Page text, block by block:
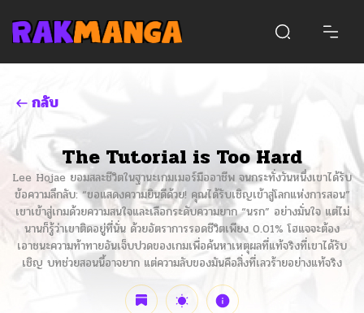
กลับ
The Tutorial is Too Hard
Lee Hojae ยอมสละชีวิตในฐานะเกมเมอร์มืออาชีพ จนกระทั่งวันหนึ่งเขาได้รับ
ข้อความลึกลับ: “ขอแสดงความยินดีด้วย! คุณได้รับเชิญเข้าสู่โลกแห่งการสอน”
เขาเข้าสู่เกมด้วยความสนใจและเลือกระดับความยาก “นรก” อย่างมั่นใจ แต่ไม่
นานก็รู้ว่าเขาติดอยู่ที่นั่น ด้วยอัตราการรอดชีวิตเพียง 0.01% โฮแจจะต้อง
เอาชนะความท้าทายอันเจ็บปวดของเกมเพื่อค้นหาเหตุผลที่แท้จริงที่เขาได้รับ
เชิญ บทช่วยสอนนี้อาจยาก แต่ความลับของมันคือสิ่งที่เลวร้ายอย่างแท้จริง